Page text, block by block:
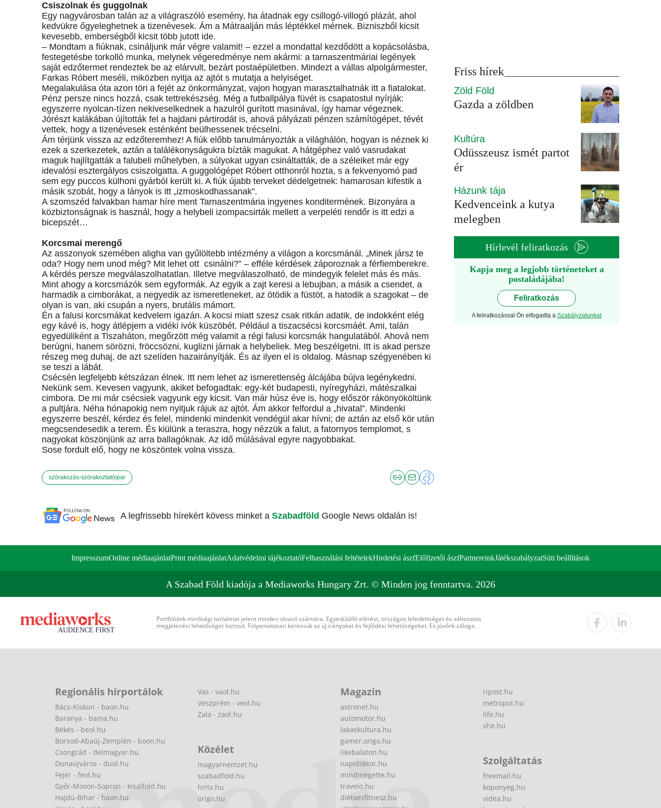
Csiszolnak és guggolnak
Egy nagyvárosban talán az a világraszóló esemény, ha átadnak egy csillogó-villogó plázát, ahol
kedvükre őgyeleghetnek a tizenévesek. Ám a Mátraalján más léptékkel mérnek. Bizniszből kicsit
kevesebb, emberségből kicsit több jutott ide.
– Mondtam a fiúknak, csináljunk már végre valamit! – ezzel a mondattal kezdődött a kopácsolásba,
festegetésbe torkolló munka, melynek végeredménye nem akármi: a tarnaszentmáriai legények
saját edzőtermet rendeztek be az elárvult, bezárt postaépületben. Mindezt a vállas alpolgármester,
Farkas Róbert meséli, miközben nyitja az ajtót s mutatja a helyiséget.
Megalakulása óta azon töri a fejét az önkormányzat, vajon hogyan marasztalhatnák itt a fiatalokat.
Pénz persze nincs hozzá, csak tettrekészség. Még a futballpálya füvét is csapatostul nyírják:
egyszerre nyolcan-tízen nekiveselkednek a hazulról gurított masinával, így hamar végeznek.
Jórészt kalákában újították fel a hajdani pártirodát is, ahová pályázati pénzen számítógépet, tévét
vettek, hogy a tizenévesek esténként beülhessenek trécselni.
Ám térjünk vissza az edzőteremhez! A fiúk előbb tanulmányozták a világhálón, hogyan is néznek ki
ezek a szerkezetek, aztán a találékonyságukra bízták magukat. A hátgéphez való vasrudakat
maguk hajlítgatták a falubeli műhelyben, a súlyokat ugyan csináltatták, de a széleiket már egy
idevalósi esztergályos csiszolgatta. A guggológépet Róbert otthonról hozta, s a fekvenyomó pad
sem egy puccos külhoni gyárból került ki. A fiúk újabb terveket dédelgetnek: hamarosan kifestik a
másik szobát, hogy a lányok is itt „izmoskodhassanak”.
A szomszéd falvakban hamar híre ment Tarnaszentmária ingyenes konditermének. Bizonyára a
közbiztonságnak is használ, hogy a helybeli izompacsirták mellett a verpeléti rendőr is itt edzi a
bicepszét…
Korcsmai merengő
Az asszonyok szemében aligha van gyűlöltebb intézmény a világon a korcsmánál. „Minek jársz te
oda? Hogy nem unod még? Mit lehet ott csinálni?” – efféle kérdések záporoznak a férfiemberekre.
A kérdés persze megválaszolhatatlan. Illetve megválaszolható, de mindegyik felelet más és más.
Mint ahogy a korcsmázók sem egyformák. Az egyik a zajt keresi a lebujban, a másik a csendet, a
harmadik a cimborákat, a negyedik az ismeretleneket, az ötödik a füstöt, a hatodik a szagokat – de
olyan is van, aki csupán a nyers, brutális mámort.
Én a falusi korcsmákat kedvelem igazán. A kocsi miatt szesz csak ritkán adatik, de indokként elég
egy kávé is, hogy átlépjem a vidéki ivók küszöbét. Például a tiszacsécsi korcsmáét. Ami, talán
egyedüliként a Tiszaháton, megőrzött még valamit a régi falusi korcsmák hangulatából. Ahová nem
berúgni, hanem sörözni, fröccsözni, kuglizni járnak a helybeliek. Meg beszélgetni. Itt is akad persze
részeg meg duhaj, de azt szelíden hazairányítják. És az ilyen el is oldalog. Másnap szégyenében ki
se teszi a lábát.
Csécsén legfeljebb kétszázan élnek. Itt nem lehet az ismeretlenség álcájába bújva legénykedni.
Nekünk sem. Kevesen vagyunk, akiket befogadtak: egy-két budapesti, nyíregyházi, mátészalkai
cimbora. De mi már csécsiek vagyunk egy kicsit. Van már húsz éve is, hogy először rákönyököltünk
a pultjára. Néha hónapokig nem nyitjuk rájuk az ajtót. Ám akkor felfordul a „hivatal”. Mindenki
egyszerre beszél, kérdez és felel, mindenki mindenkit vendégül akar hívni; de aztán az első kör után
megcsendesedik a terem. És kiülünk a teraszra, hogy nézzük a falut, a fatornyos templomot, s
nagyokat köszönjünk az arra ballagóknak. Az idő múlásával egyre nagyobbakat.
Sose fordult elő, hogy ne köszöntek volna vissza.
szórakozás-szórakoztatóipar
A legfrissebb hírekért kövess minket a Szabadföld Google News oldalán is!
Friss hírek
Zöld Föld
Gazda a zöldben
Kultúra
Odüsszeusz ismét partot
ér
Házunk tája
Kedvenceink a kutya
melegben
Hírlevél feliratkozás
Kapja meg a legjobb történeteket a
postaládájába!
Feliratkozás
A feliratkozással Ön elfogadta a Szabályzatunkat
ImpresszumOnline médiaajánlatPrint médiaajánlatAdatvédelmi tájékoztatóFelhasználási feltételekHirdetési ászfElőfizetői ászfPartnereinkJátékszabályzatSüti beállítások
A Szabad Föld kiadója a Mediaworks Hungary Zrt. © Minden jog fenntartva. 2026
Portfóliónk minőségi tartalmat jelent minden olvasó számára. Egyedülálló elérést, országos lefedettséget és változatos
megjelenési lehetőséget biztosít. Folyamatosan keressük az új irányokat és fejlődési lehetőségeket. Ez jövőnk záloga.
Regionális hírportálok
Bács-Kiskun - baon.hu
Baranya - bama.hu
Békés - beol.hu
Borsod-Abaúj-Zemplén - boon.hu
Csongrád - delmagyar.hu
Dunaújváros - duol.hu
Fejér - feol.hu
Győr-Moson-Sopron - kisalfold.hu
Hajdú-Bihar - haon.hu
Vas - vaol.hu
Veszprém - veol.hu
Zala - zaol.hu
Közélet
magyarnemzet.hu
szabadfold.hu
hirtv.hu
origo.hu
Magazin
astronet.hu
automotor.hu
lakaskultura.hu
gamer.origo.hu
likebalaton.hu
napidoktor.hu
mindmegette.hu
travelo.hu
dietaesfitnesz.hu
ripost.hu
metropol.hu
life.hu
she.hu
Szolgáltatás
freemail.hu
koponyeg.hu
videa.hu